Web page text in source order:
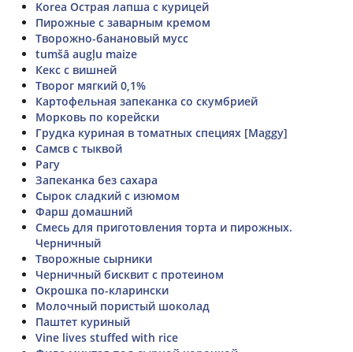
Korea Острая лапша с курицей
Пирожные с заварным кремом
Творожно-банановый мусс
tumšā augļu maize
Кекс с вишней
Творог мягкий 0,1%
Картофельная запеканка со скумбрией
Морковь по корейски
Грудка куриная в томатных специях [Maggy]
Самсв с тыквой
Рагу
Запеканка без сахара
Сырок сладкий с изюмом
Фарш домашний
Смесь для приготовления торта и пирожных.
Черничный
Творожные сырники
Черничный бисквит с протеином
Окрошка по-кларински
Молочный пористый шоколад
Паштет куриный
Vine lives stuffed with rice